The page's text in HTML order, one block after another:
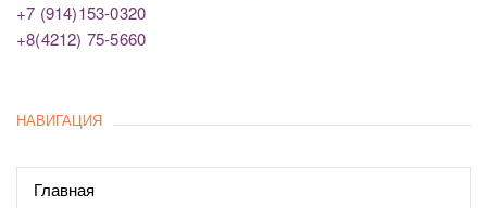
+7 (914)153-0320
+8(4212) 75-5660
НАВИГАЦИЯ
Главная